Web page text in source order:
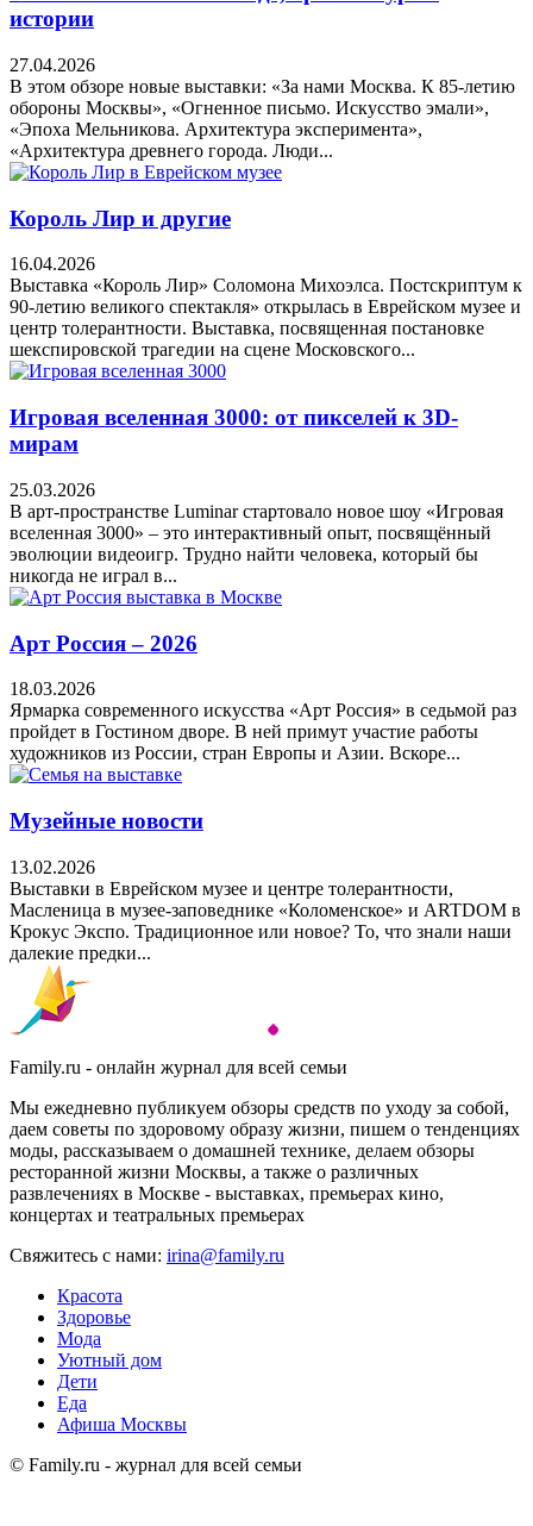
истории
27.04.2026
В этом обзоре новые выставки: «За нами Москва. К 85-летию
обороны Москвы», «Огненное письмо. Искусство эмали»,
«Эпоха Мельникова. Архитектура эксперимента»,
«Архитектура древнего города. Люди...
Король Лир и другие
16.04.2026
Выставка «Король Лир» Соломона Михоэлса. Постскриптум к
90-летию великого спектакля» открылась в Еврейском музее и
центр толерантности. Выставка, посвященная постановке
шекспировской трагедии на сцене Московского...
Игровая вселенная 3000: от пикселей к 3D-
мирам
25.03.2026
В арт-пространстве Luminar стартовало новое шоу «Игровая
вселенная 3000» – это интерактивный опыт, посвящённый
эволюции видеоигр. Трудно найти человека, который бы
никогда не играл в...
Арт Россия – 2026
18.03.2026
Ярмарка современного искусства «Арт Россия» в седьмой раз
пройдет в Гостином дворе. В ней примут участие работы
художников из России, стран Европы и Азии. Вскоре...
Музейные новости
13.02.2026
Выставки в Еврейском музее и центре толерантности,
Масленица в музее-заповеднике «Коломенское» и ARTDOM в
Крокус Экспо. Традиционное или новое? То, что знали наши
далекие предки...
Family.ru - онлайн журнал для всей семьи
Мы ежедневно публикуем обзоры средств по уходу за собой,
даем советы по здоровому образу жизни, пишем о тенденциях
моды, рассказываем о домашней технике, делаем обзоры
ресторанной жизни Москвы, а также о различных
развлечениях в Москве - выставках, премьерах кино,
концертах и театральных премьерах
Свяжитесь с нами: irina@family.ru
Красота
Здоровье
Мода
Уютный дом
Дети
Еда
Афиша Москвы
© Family.ru - журнал для всей семьи